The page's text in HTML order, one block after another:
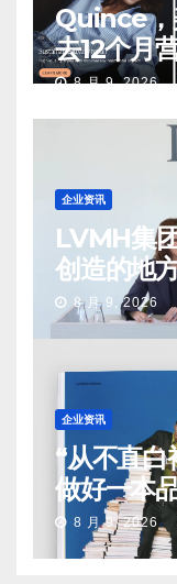
Quince，
去12个月
8 月 9, 2026
企业资讯
LVMH集
创造的地
需求
8 月 9, 2026
企业资讯
“从不直白
做好一本
8 月 9, 2026